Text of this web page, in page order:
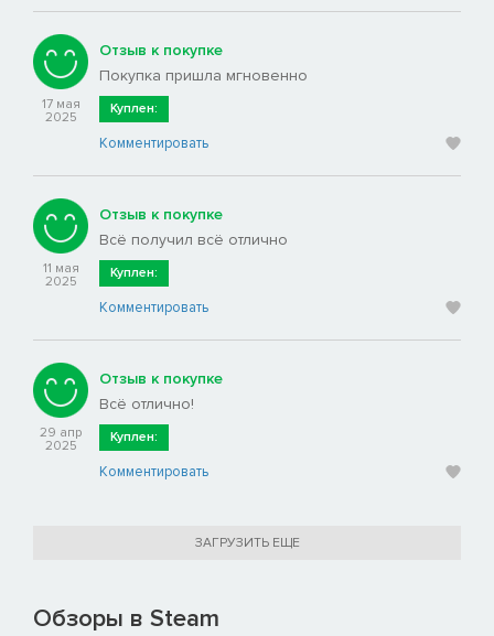
17 мая
2025
Отзыв к покупке
Покупка пришла мгновенно
Куплен:
Комментировать
11 мая
2025
Отзыв к покупке
Всё получил всё отлично
Куплен:
Комментировать
29 апр
2025
Отзыв к покупке
Всё отлично!
Куплен:
Комментировать
ЗАГРУЗИТЬ ЕЩЕ
Обзоры в Steam